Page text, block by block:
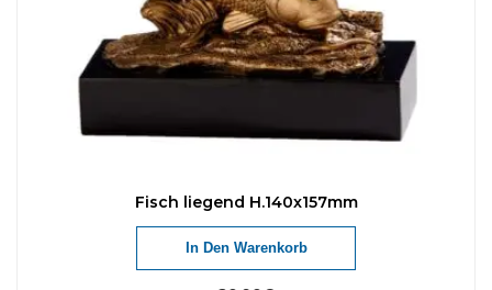
Fisch liegend H.140x157mm
In Den Warenkorb